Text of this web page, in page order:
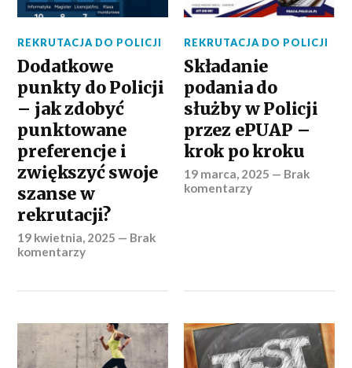
REKRUTACJA DO POLICJI
Dodatkowe
punkty do Policji
– jak zdobyć
punktowane
preferencje i
zwiększyć swoje
szanse w
rekrutacji?
19 kwietnia, 2025 — Brak
komentarzy
REKRUTACJA DO POLICJI
Składanie
podania do
służby w Policji
przez ePUAP –
krok po kroku
19 marca, 2025 — Brak
komentarzy